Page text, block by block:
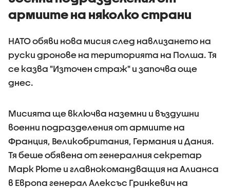
армиите на няколко страни
НАТО обяви нова мисия след навлизането на
руски дронове на територията на Полша. Тя
се казва "Източен страж" и започва още
днес.
Мисията ще включва наземни и въздушни
военни подразделения от армиите на
Франция, Великобритания, Германия и Дания.
Тя беше обявена от генералния секретар
Марк Рюте и главнокомандващия на Алианса
в Европа генерал Алексъс Гринкевич на